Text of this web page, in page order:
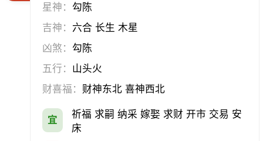
星神： 勾陈
吉神： 六合 长生 木星
凶煞： 勾陈
五行： 山头火
财喜福： 财神东北 喜神西北
宜
祈福 求嗣 纳采 嫁娶 求财 开市 交易 安
床